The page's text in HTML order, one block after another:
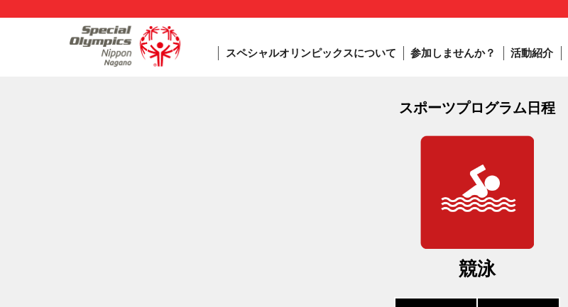
スペシャルオリンピックスについて 参加しませんか？ 活動紹介
スポーツプログラム日程
競泳